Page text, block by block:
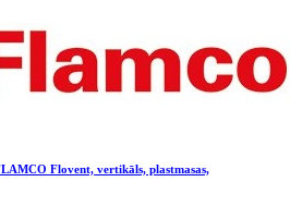
Flovent, vertikāls, plastmasas,